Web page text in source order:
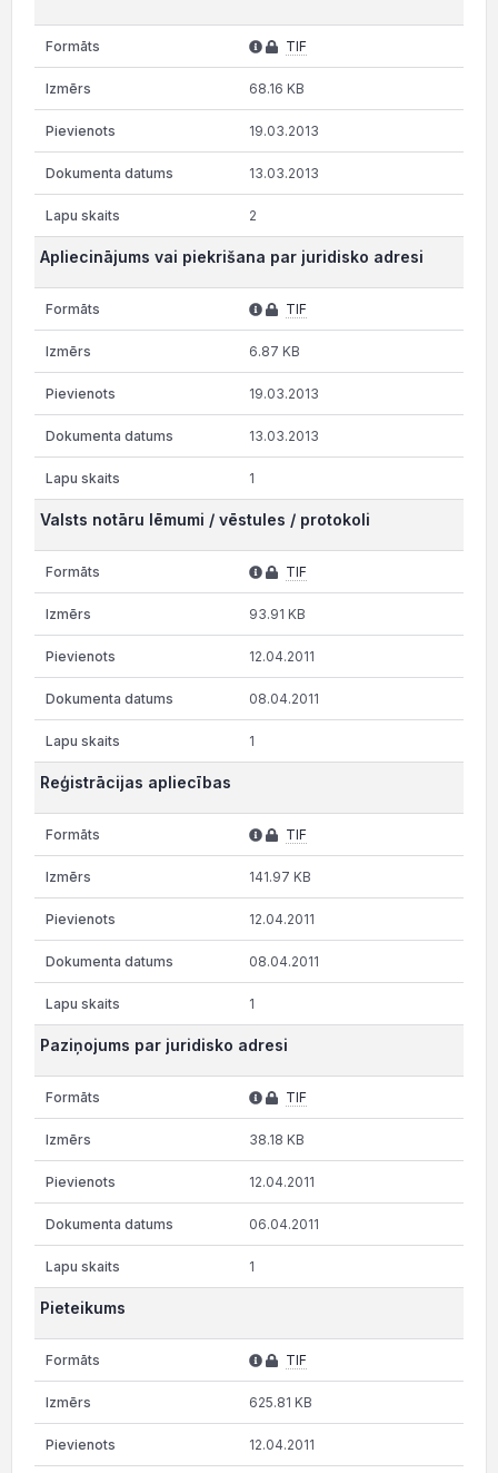
TIF
68.16 KB
19.03.2013
13.03.2013
2
Apliecinājums vai piekrišana par juridisko adresi
TIF
6.87 KB
19.03.2013
13.03.2013
1
Valsts notāru lēmumi / vēstules / protokoli
TIF
93.91 KB
12.04.2011
08.04.2011
1
Reģistrācijas apliecības
TIF
141.97 KB
12.04.2011
08.04.2011
1
Paziņojums par juridisko adresi
TIF
38.18 KB
12.04.2011
06.04.2011
1
Pieteikums
TIF
625.81 KB
12.04.2011